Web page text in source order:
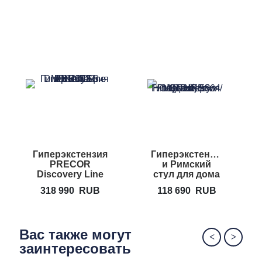
Гиперэкстензия
PRECOR
Discovery Line
318 990 RUB
Гиперэкстензия
и Римский
стул для дома
118 690 RUB
Вас также могут
заинтересовать